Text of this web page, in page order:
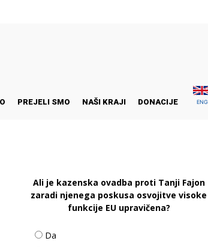
PREJELI SMO NAŠI KRAJI DONACIJE ENG
Ali je kazenska ovadba proti Tanji Fajon
zaradi njenega poskusa osvojitve visoke
funkcije EU upravičena?
Da